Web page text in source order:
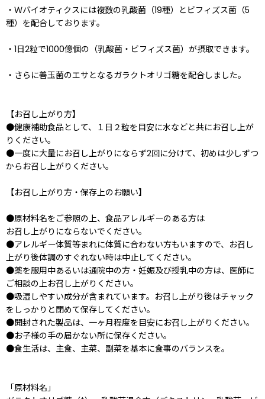
・Ｗバイオティクスには複数の乳酸菌（19種）とビフィズス菌（5
種）を配合しております。
・1日2粒で1000億個の（乳酸菌・ビフィズス菌）が摂取できます。
・さらに善玉菌のエサとなるガラクトオリゴ糖を配合しました。
【お召し上がり方】
●健康補助食品として、１日２粒を目安に水などと共にお召し上が
りください。
●一度に大量にお召し上がりにならず2回に分けて、初めは少しずつ
からお召し上がりください。
【お召し上がり方・保存上のお願い】
●原材料名をご参照の上、食品アレルギーのある方は
お召し上がりにならないでください。
●アレルギー体質等まれに体質に合わない方もいますので、お召し
上がり後体調のすぐれない時は中止してください。
●薬を服用中あるいは通院中の方・妊娠及び授乳中の方は、医師に
ご相談の上お召し上がりください。
●吸湿しやすい成分が含まれています。お召し上がり後はチャック
をしっかりと閉めて保存してください。
●開封された製品は、一ヶ月程度を目安にお召し上がりください。
●お子様の手の届かない所に保存ください。
●食生活は、主食、主菜、副菜を基本に食事のバランスを。
「原材料名」